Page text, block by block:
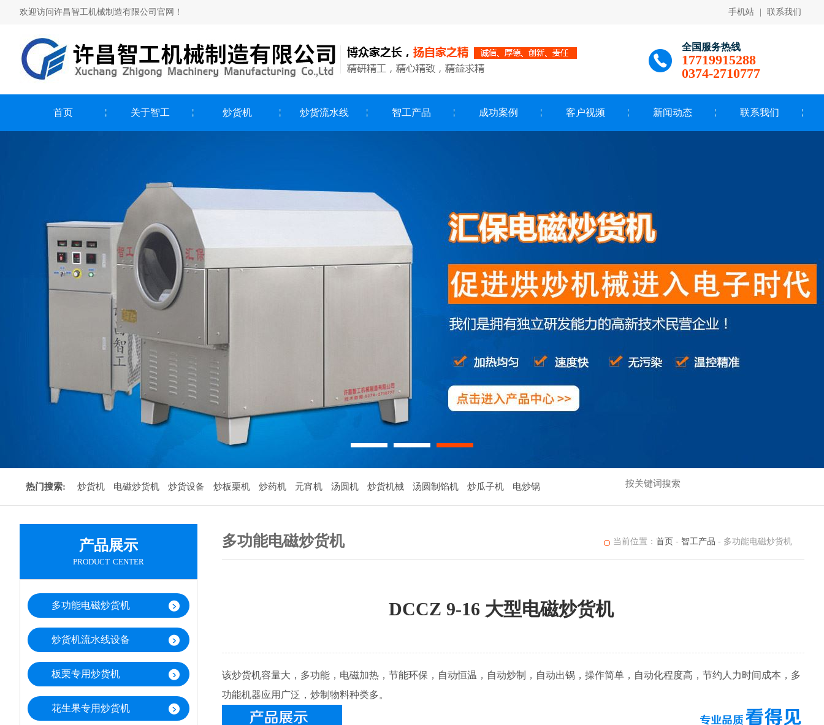
欢迎访问许昌智工机械制造有限公司官网！ 手机站 联系我们
全国服务热线
17719915288
0374-2710777
首页 关于智工 炒货机 炒货流水线 智工产品 成功案例 客户视频 新闻动态 联系我们
热门搜索: 炒货机 电磁炒货机 炒货设备 炒板栗机 炒药机 元宵机 汤圆机 炒货机械 汤圆制馅机 炒瓜子机 电炒锅
产品展示
product center
多功能电磁炒货机
炒货机流水线设备
板栗专用炒货机
花生果专用炒货机
多功能电磁炒货机 当前位置： 首页 - 智工产品 - 多功能电磁炒货机
DCCZ 9-16 大型电磁炒货机
该炒货机容量大，多功能，电磁加热，节能环保，自动恒温，自动炒制，自动出锅，操作简单，自动化程度高，节约人力时间成本，多
功能机器应用广泛，炒制物料种类多。